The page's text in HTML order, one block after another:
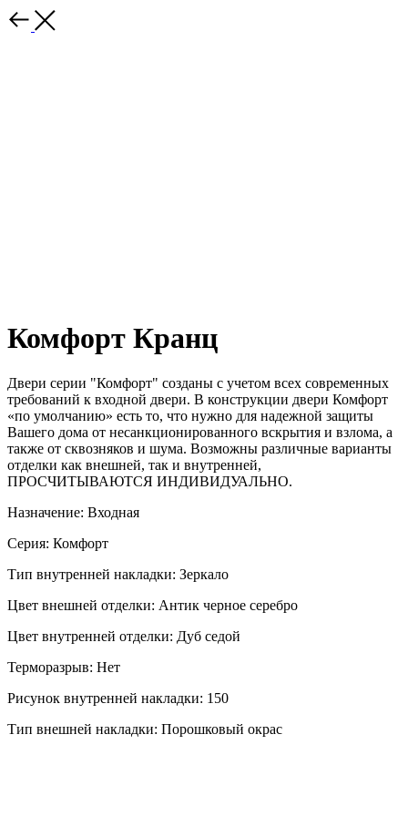
Комфорт Кранц
Двери серии "Комфорт" созданы с учетом всех современных
требований к входной двери. В конструкции двери Комфорт
«по умолчанию» есть то, что нужно для надежной защиты
Вашего дома от несанкционированного вскрытия и взлома, а
также от сквозняков и шума. Возможны различные варианты
отделки как внешней, так и внутренней,
ПРОСЧИТЫВАЮТСЯ ИНДИВИДУАЛЬНО.
Назначение: Входная
Серия: Комфорт
Тип внутренней накладки: Зеркало
Цвет внешней отделки: Антик черное серебро
Цвет внутренней отделки: Дуб седой
Терморазрыв: Нет
Рисунок внутренней накладки: 150
Тип внешней накладки: Порошковый окрас